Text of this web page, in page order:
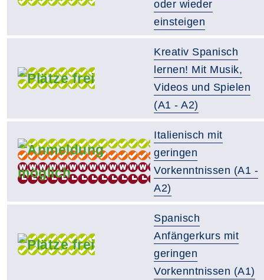
oder wieder
einsteigen
Kreativ Spanisch
lernen! Mit Musik,
Videos und Spielen
(A1 - A2)
Italienisch mit
geringen
Vorkenntnissen (A1 -
A2)
Spanisch
Anfängerkurs mit
geringen
Vorkenntnissen (A1)